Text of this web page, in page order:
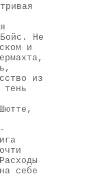
Не
и
из
себе